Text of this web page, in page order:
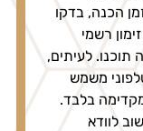
בדקו
רשמי
לעיתים,
משמש
בלבד.